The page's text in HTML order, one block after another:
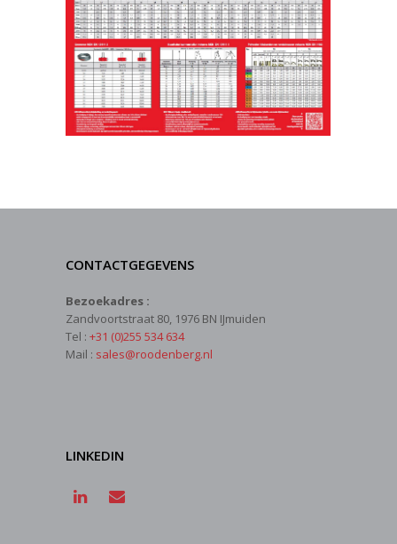
CONTACTGEGEVENS
Bezoekadres :
Zandvoortstraat 80, 1976 BN IJmuiden
Tel : +31 (0)255 534 634
Mail : sales@roodenberg.nl
LINKEDIN